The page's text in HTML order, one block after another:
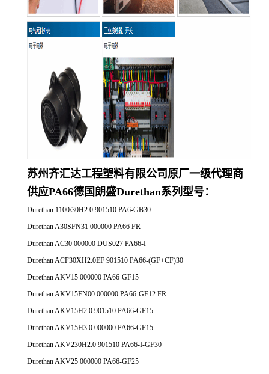
苏州齐汇达工程塑料有限公司原厂一级代理商
供应PA66德国朗盛Durethan系列型号：
Durethan 1100/30H2.0 901510 PA6-GB30
Durethan A30SFN31 000000 PA66 FR
Durethan AC30 000000 DUS027 PA66-I
Durethan ACF30XH2.0EF 901510 PA66-(GF+CF)30
Durethan AKV15 000000 PA66-GF15
Durethan AKV15FN00 000000 PA66-GF12 FR
Durethan AKV15H2.0 901510 PA66-GF15
Durethan AKV15H3.0 000000 PA66-GF15
Durethan AKV230H2.0 901510 PA66-I-GF30
Durethan AKV25 000000 PA66-GF25